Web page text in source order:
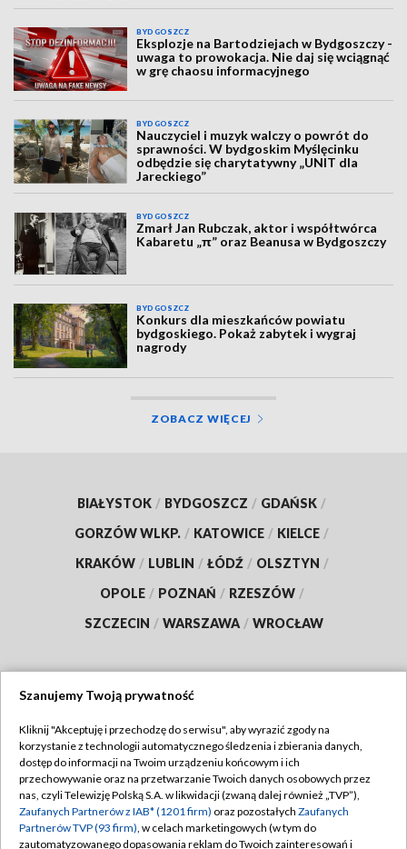
BYDGOSZCZ
Eksplozje na Bartodziejach w Bydgoszczy -
uwaga to prowokacja. Nie daj się wciągnąć
w grę chaosu informacyjnego
BYDGOSZCZ
Nauczyciel i muzyk walczy o powrót do
sprawności. W bydgoskim Myślęcinku
odbędzie się charytatywny „UNIT dla
Jareckiego”
BYDGOSZCZ
Zmarł Jan Rubczak, aktor i współtwórca
Kabaretu „π” oraz Beanusa w Bydgoszczy
BYDGOSZCZ
Konkurs dla mieszkańców powiatu
bydgoskiego. Pokaż zabytek i wygraj
nagrody
ZOBACZ WIĘCEJ
BIAŁYSTOK / BYDGOSZCZ / GDAŃSK /
GORZÓW WLKP. / KATOWICE / KIELCE /
KRAKÓW / LUBLIN / ŁÓDŹ / OLSZTYN /
OPOLE / POZNAŃ / RZESZÓW /
SZCZECIN / WARSZAWA / WROCŁAW
TVP
Abonament TVP
Emisja w TVP
Centrum informacji TVP
Regulamin TVP
Polityka prywatności
Moje zgody
Szanujemy Twoją prywatność
Kliknij "Akceptuję i przechodzę do serwisu", aby wyrazić zgody na
korzystanie z technologii automatycznego śledzenia i zbierania danych,
dostęp do informacji na Twoim urządzeniu końcowym i ich
przechowywanie oraz na przetwarzanie Twoich danych osobowych przez
nas, czyli Telewizję Polską S.A. w likwidacji (zwaną dalej również „TVP”),
Zaufanych Partnerów z IAB* (1201 firm) oraz pozostałych Zaufanych
Partnerów TVP (93 firm), w celach marketingowych (w tym do
zautomatyzowanego dopasowania reklam do Twoich zainteresowań i